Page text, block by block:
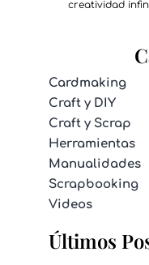
creatividad
Cardmaking
Craft y DIY
Craft y Scrap
Herramientas
Manualidades
Scrapbooking
Videos
Últimos